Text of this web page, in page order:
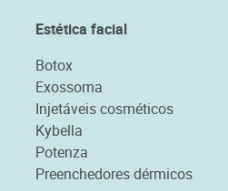
Estética facial
Botox
Exossoma
Injetáveis cosméticos
Kybella
Potenza
Preenchedores dérmicos